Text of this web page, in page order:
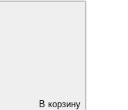
В корзину